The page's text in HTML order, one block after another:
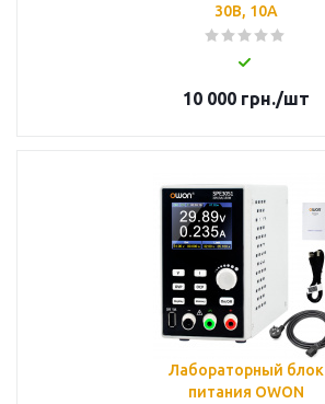
30B, 10A
10 000грн./шт
Лабораторный блок
питания OWON